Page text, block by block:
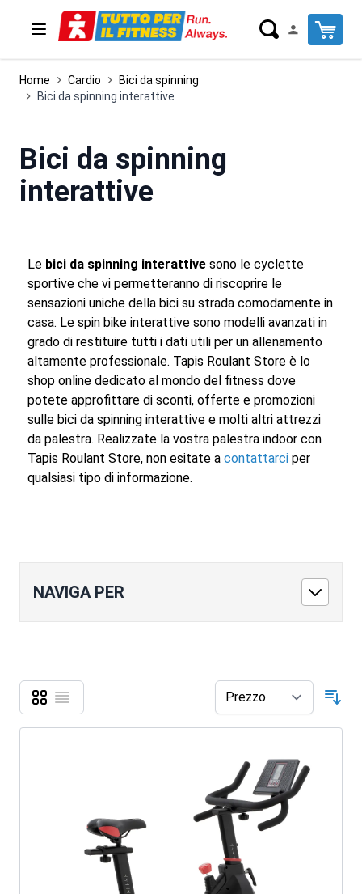
Salta al contenuto
Cart
Home Cardio
Bici da spinning
Bici da spinning interattive
Bici da spinning
interattive
Le bici da spinning interattive sono le cyclette
sportive che vi permetteranno di riscoprire le
sensazioni uniche della bici su strada comodamente in
casa. Le spin bike interattive sono modelli avanzati in
grado di restituire tutti i dati utili per un allenamento
altamente professionale. Tapis Roulant Store è lo
shop online dedicato al mondo del fitness dove
potete approfittare di sconti, offerte e promozioni
sulle bici da spinning interattive e molti altri attrezzi
da palestra. Realizzate la vostra palestra indoor con
Tapis Roulant Store, non esitate a contattarci per
qualsiasi tipo di informazione.
NAVIGA PER
Mostra come
Griglia
Lista